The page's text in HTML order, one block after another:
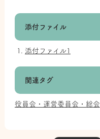
添付ファイル
添付ファイル1
関連タグ
役員会・運営委員会・総会